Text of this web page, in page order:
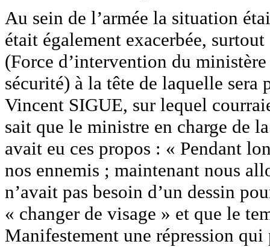
Au sein de l’armée la situation
était également exacerbée,
(Force d’intervention du
sécurité) à la tête de laquelle sera
Vincent SIGUE, sur lequel
sait que le ministre en charge de
avait eu ces propos : « Pendant
nos ennemis ; maintenant nous
n’avait pas besoin d’un dessin
« changer de visage » et que le
Manifestement une répression